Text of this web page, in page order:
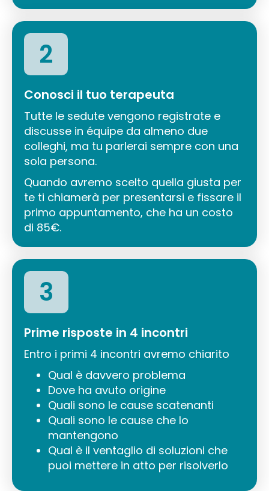
2
Conosci il tuo terapeuta
Tutte le sedute vengono registrate e
discusse in équipe da almeno due
colleghi, ma tu parlerai sempre con una
sola persona.
Quando avremo scelto quella giusta per
te ti chiamerà per presentarsi e fissare il
primo appuntamento, che ha un costo
di 85€.
3
Prime risposte in 4 incontri
Entro i primi 4 incontri avremo chiarito
Qual è davvero problema
Dove ha avuto origine
Quali sono le cause scatenanti
Quali sono le cause che lo
mantengono
Qual è il ventaglio di soluzioni che
puoi mettere in atto per risolverlo